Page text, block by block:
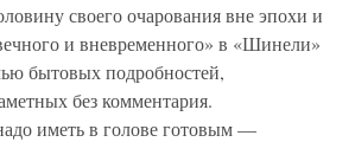
своего очарования вне эпохи и
и вневременного» в «Шинели»
бытовых подробностей,
без комментария.
иметь в голове готовым —